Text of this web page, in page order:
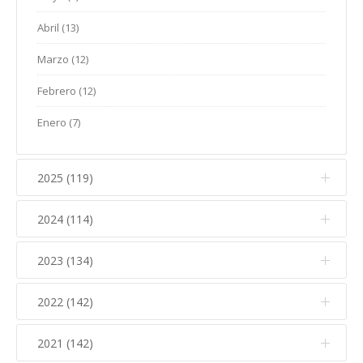
Abril (13)
Marzo (12)
Febrero (12)
Enero (7)
2025 (119)
Diciembre (12)
Noviembre (17)
Octubre (15)
Septiembre (5)
Agosto (5)
2024 (114)
Diciembre (10)
Noviembre (14)
Octubre (16)
2023 (134)
Diciembre (11)
Noviembre (12)
2022 (142)
Diciembre (15)
2021 (142)